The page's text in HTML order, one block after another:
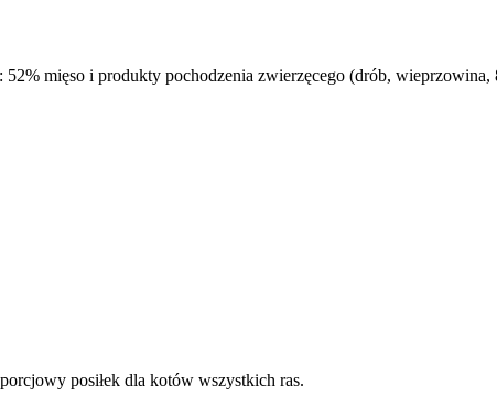
52% mięso i produkty pochodzenia zwierzęcego (drób,
posiłek dla kotów wszystkich ras.